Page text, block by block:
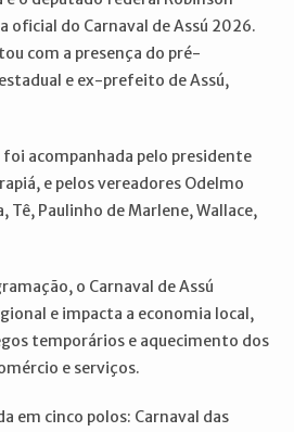
oficial do Carnaval de Assú 2026.
com a presença do pré-
e ex-prefeito de Assú,
acompanhada pelo presidente
e pelos vereadores Odelmo
Tê, Paulinho de Marlene, Wallace,
o Carnaval de Assú
e impacta a economia local,
temporários e aquecimento dos
e serviços.
em cinco polos: Carnaval das